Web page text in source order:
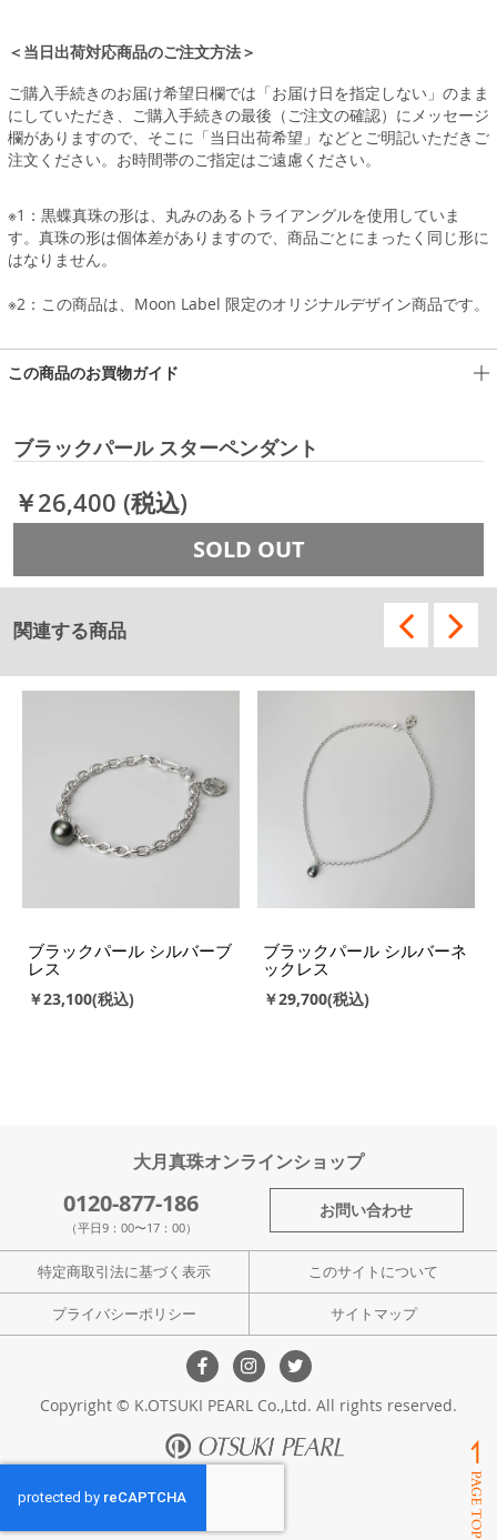
＜当日出荷対応商品のご注文方法＞
ご購入手続きのお届け希望日欄では「お届け日を指定しない」のまま
にしていただき、ご購入手続きの最後（ご注文の確認）にメッセージ
欄がありますので、そこに「当日出荷希望」などとご明記いただきご
注文ください。お時間帯のご指定はご遠慮ください。
※1：黒蝶真珠の形は、丸みのあるトライアングルを使用していま
す。真珠の形は個体差がありますので、商品ごとにまったく同じ形に
はなりません。
※2：この商品は、Moon Label 限定のオリジナルデザイン商品です。
この商品のお買物ガイド
ブラックパール スターペンダント
￥26,400 (税込)
SOLD OUT
関連する商品
ブラックパール シルバーブ
レス
￥23,100
ブラックパール シルバーネ
ックレス
￥29,700
大月真珠オンラインショップ
0120-877-186
（平日9：00〜17：00）
お問い合わせ
特定商取引法に基づく表示 このサイトについて
プライバシーポリシー サイトマップ
Copyright © K.OTSUKI PEARL Co.,Ltd. All rights reserved.